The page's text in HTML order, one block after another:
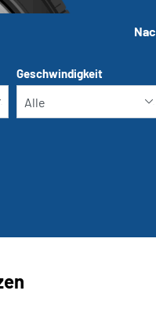
Geschwindigkeit